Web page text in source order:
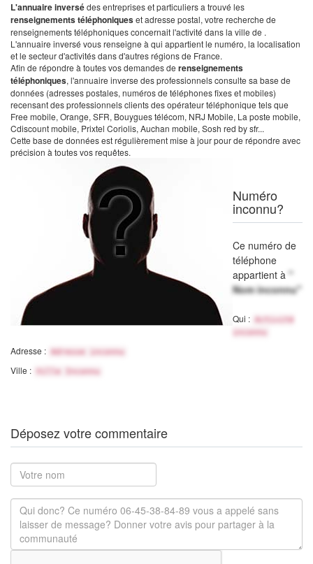
L'annuaire inversédes entreprises et particuliers a trouvé les
renseignements téléphoniqueset adresse postal, votre recherche de
renseignements téléphoniques concernait l'activité dans la ville de .
L'annuaire inversé vous renseigne à qui appartient le numéro, la localisation
et le secteur d'activités dans d'autres régions de France.
Afin de répondre à toutes vos demandes de renseignements
téléphoniques, l'annuaire inverse des professionnels consulte sa base de
données (adresses postales, numéros de téléphones fixes et mobiles)
recensant des professionnels clients des opérateur téléphonique tels que
Free mobile, Orange, SFR, Bouygues télécom, NRJ Mobile, La poste mobile,
Cdiscount mobile, Prixtel Coriolis, Auchan mobile, Sosh red by sfr...
Cette base de données est régulièrement mise à jour pour de répondre avec
précision à toutes vos requêtes.
Numéro
inconnu?
Ce numéro de
téléphone
appartient à "
Nom inconnu"
Qui :
Activité
inconnu
Adresse : Adresse inconnu
Ville : Ville Inconnu
Déposez votre commentaire